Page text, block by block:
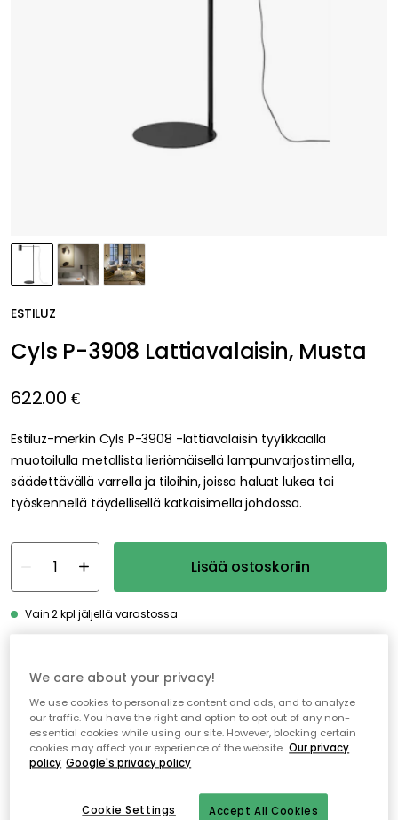
ESTILUZ
Cyls P-3908 Lattiavalaisin, Musta
622.00 €
Estiluz-merkin Cyls P-3908 -lattiavalaisin tyylikkäällä
muotoilulla metallista lieriömäisellä lampunvarjostimella,
säädettävällä varrella ja tiloihin, joissa haluat lukea tai
työskennellä täydellisellä katkaisimella johdossa.
Lisää ostoskoriin
Vain 2 kpl jäljellä varastossa
EDGEFORM
Edgeform Classic Valonlähde E27 5W 560lm 2700K Himmentävä, Kirkas
16.00 €
We care about your privacy!
We use cookies to personalize content and ads, and to analyze
our traffic. You have the right and option to opt out of any non-
essential cookies while using our site. However, blocking certain
cookies may affect your experience of the website. Our privacy
policy Google's privacy policy
Accept All Cookies
Cookie Settings